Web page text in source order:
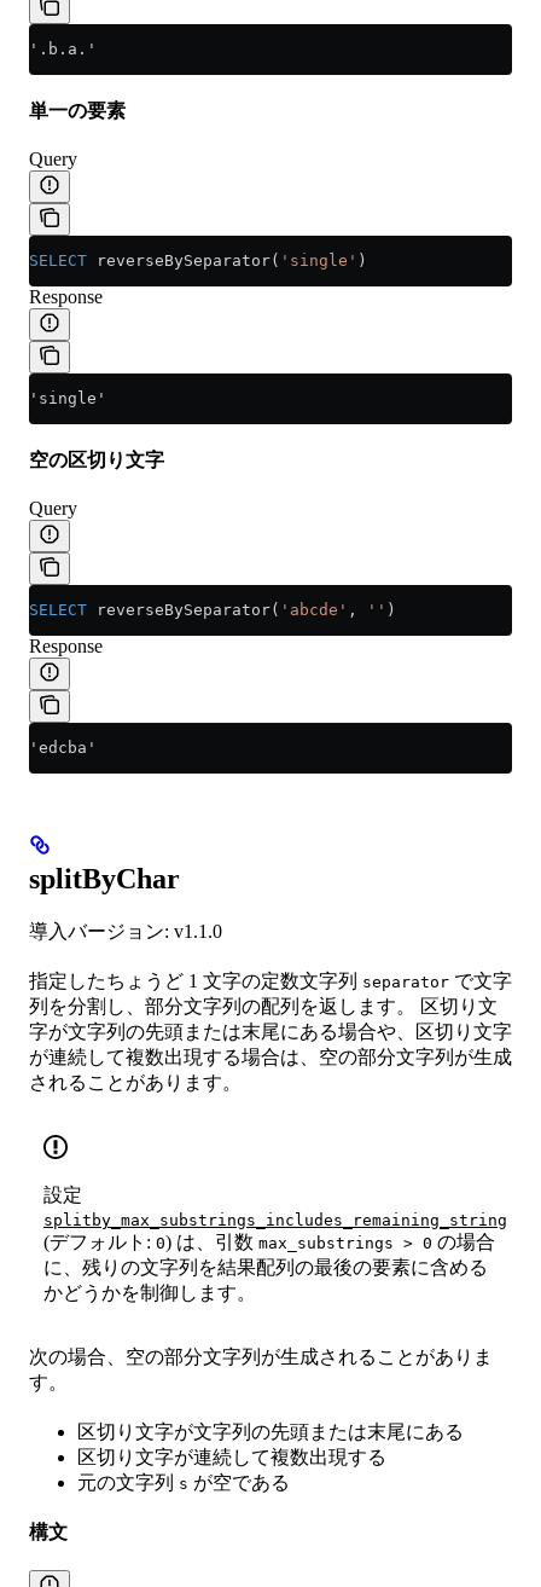
'.b.a.'
単一の要素
Query
SELECT reverseBySeparator( 'single' )
Response
'single'
空の区切り文字
Query
SELECT reverseBySeparator( 'abcde' , '' )
Response
'edcba'
splitByChar
導入バージョン: v1.1.0
指定したちょうど 1 文字の定数文字列 separator で文字
列を分割し、部分文字列の配列を返します。 区切り文
字が文字列の先頭または末尾にある場合や、区切り文字
が連続して複数出現する場合は、空の部分文字列が生成
されることがあります。
設定
splitby_max_substrings_includes_remaining_string
(デフォルト: 0) は、引数 max_substrings > 0 の場合
に、残りの文字列を結果配列の最後の要素に含める
かどうかを制御します。
次の場合、空の部分文字列が生成されることがありま
す。
区切り文字が文字列の先頭または末尾にある
区切り文字が連続して複数出現する
元の文字列 s が空である
構文